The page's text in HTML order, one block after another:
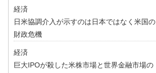
経済
日米協調介入が示すのは日本ではなく米国の
財政危機
経済
巨大IPOが殺した米株市場と世界金融市場の